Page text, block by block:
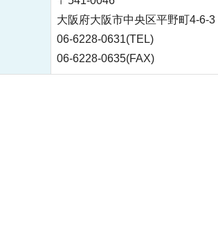
大阪府大阪市中央区平野町4-6-3
06-6228-0631(TEL)
06-6228-0635(FAX)